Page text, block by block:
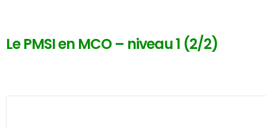
Le PMSI en MCO – niveau 1 (2/2)